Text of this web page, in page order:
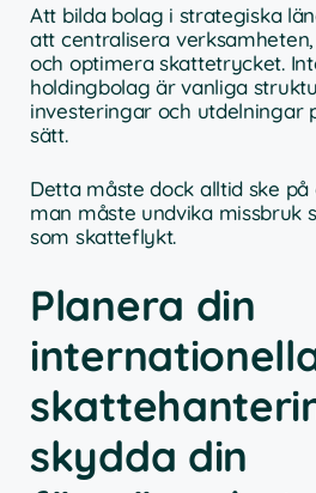
Att bilda bolag i strategiska
att centralisera
och optimera skattetrycket.
holdingbolag är vanliga
investeringar och
sätt.
Detta måste dock alltid ske
man måste undvika missbruk
som skatteflykt.
Planera din
skydda din